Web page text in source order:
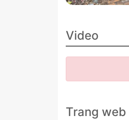
Video
Trang web